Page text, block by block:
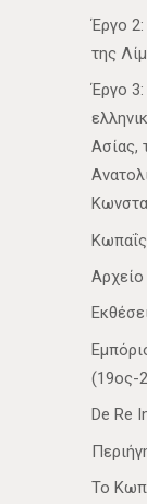
Έργο
της
Έργο
Ασίας,
(19ος-
De Re
Το